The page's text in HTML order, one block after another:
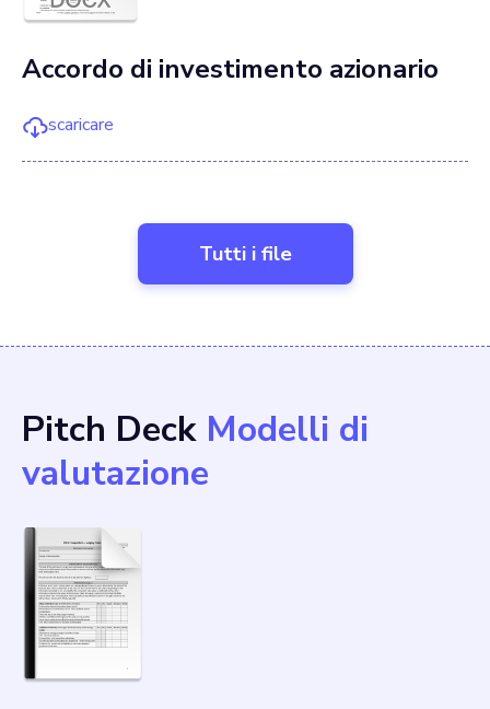
Accordo di investimento azionario
scaricare
Tutti i file
Pitch Deck Modelli di
valutazione